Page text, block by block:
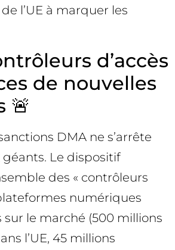
l’UE à marquer les
d’accès
de nouvelles
🚨
DMA ne s’arrête
géants. Le dispositif
des « contrôleurs
numériques
le marché (500 millions
l’UE, 45 millions